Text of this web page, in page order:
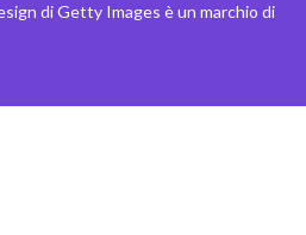
di Getty Images è un marchio di